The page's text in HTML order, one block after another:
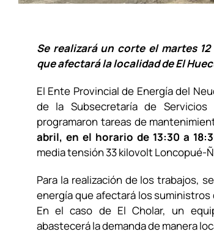
Se realizará un corte el martes
que afectará la localidad de El
El Ente Provincial de Energía del
de la Subsecretaría de
programaron tareas de
abril, en el horario de 13:30 a
media tensión 33 kilovolt Loncopué-
Para la realización de los trabajos,
energía que afectará los suministros
En el caso de El Cholar, un
abastecerá la demanda de manera